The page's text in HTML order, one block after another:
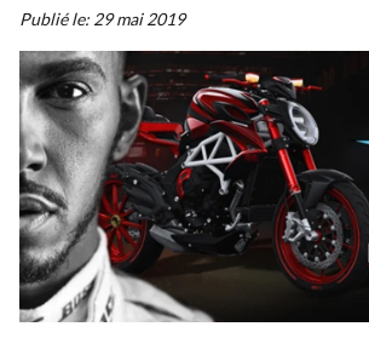
Publié le: 29 mai 2019